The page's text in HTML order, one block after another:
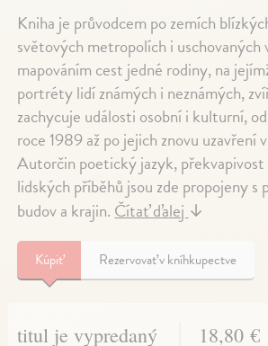
Kniha je průvodcem po zemích
světových metropolích i uschovaných
mapováním cest jedné rodiny, na
portréty lidí známých i neznámých,
zachycuje události osobní i kulturní,
roce 1989 až po jejich znovu uzavření
Autorčin poetický jazyk,
lidských příběhů jsou zde propojeny s
budov a krajin.Čítať ďalej↓
Kúpiť Rezervovať v kníhkupectve
titul je vypredaný 18,80 €